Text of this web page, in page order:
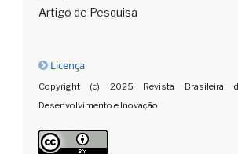
Artigo de Pesquisa
Licença
Copyright (c) 2025 Revista Brasileira
Desenvolvimento e Inovação